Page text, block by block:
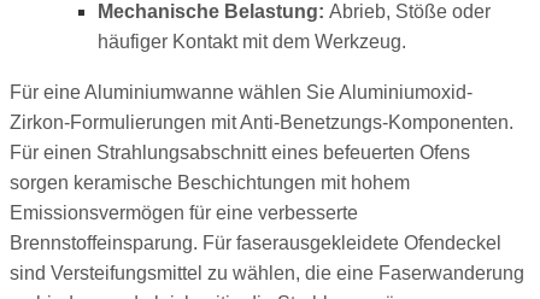
Mechanische Belastung: Abrieb, Stöße oder
häufiger Kontakt mit dem Werkzeug.
Für eine Aluminiumwanne wählen Sie Aluminiumoxid-
Zirkon-Formulierungen mit Anti-Benetzungs-Komponenten.
Für einen Strahlungsabschnitt eines befeuerten Ofens
sorgen keramische Beschichtungen mit hohem
Emissionsvermögen für eine verbesserte
Brennstoffeinsparung. Für faserausgekleidete Ofendeckel
sind Versteifungsmittel zu wählen, die eine Faserwanderung